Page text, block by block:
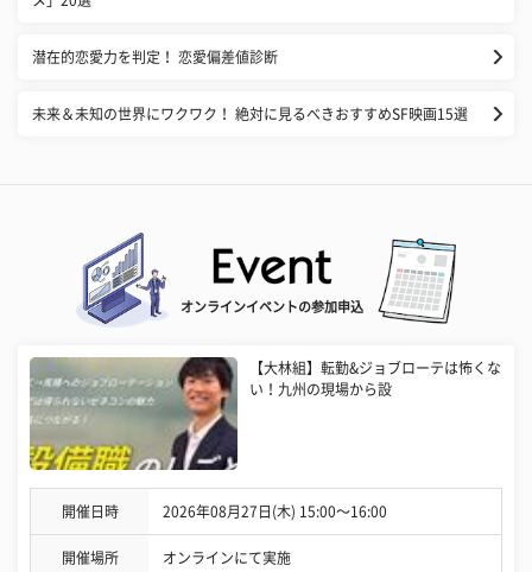
潜在的恋愛力を判定！ 恋愛偏差値診断
未来＆未知の世界にワクワク！ 絶対に見るべきおすすめSF映画15選
オンラインイベントの参加申込
【大林組】転勤&ジョブローテは怖くな
い！九州の現場から設
開催日時 2026年08月27日(木) 15:00〜16:00
開催場所 オンラインにて実施